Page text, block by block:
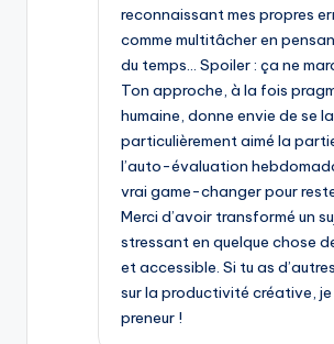
reconnaissant mes propres
comme multitâcher en
du temps… Spoiler : ça ne
Ton approche, à la fois
humaine, donne envie de se
particulièrement aimé la
l’auto-évaluation
vrai game-changer pour
Merci d’avoir transformé un
stressant en quelque chose
et accessible. Si tu as
sur la productivité créative, je
preneur !